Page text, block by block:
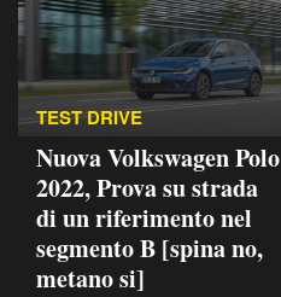
TEST DRIVE
Nuova Volkswagen Polo
2022, Prova su strada
di un riferimento nel
segmento B [spina no,
metano si]